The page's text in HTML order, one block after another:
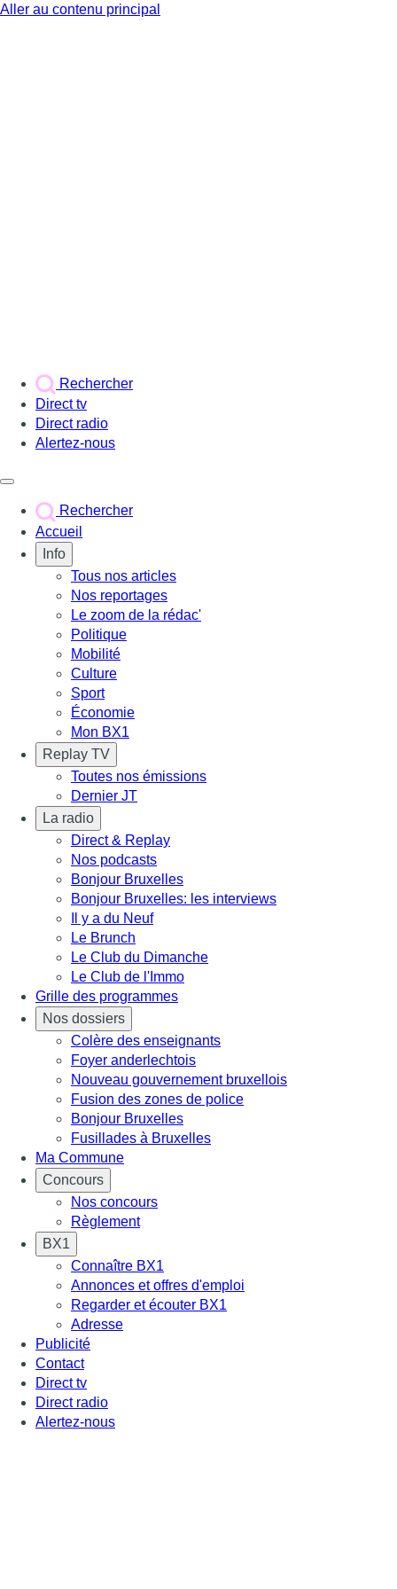
Aller au contenu principal
Rechercher
Direct tv
Direct radio
Alertez-nous
Rechercher
Accueil
Info
Tous nos articles
Nos reportages
Le zoom de la rédac'
Politique
Mobilité
Culture
Sport
Économie
Mon BX1
Replay TV
Toutes nos émissions
Dernier JT
La radio
Direct & Replay
Nos podcasts
Bonjour Bruxelles
Bonjour Bruxelles: les interviews
Il y a du Neuf
Le Brunch
Le Club du Dimanche
Le Club de l'Immo
Grille des programmes
Nos dossiers
Colère des enseignants
Foyer anderlechtois
Nouveau gouvernement bruxellois
Fusion des zones de police
Bonjour Bruxelles
Fusillades à Bruxelles
Ma Commune
Concours
Nos concours
Règlement
BX1
Connaître BX1
Annonces et offres d'emploi
Regarder et écouter BX1
Adresse
Publicité
Contact
Direct tv
Direct radio
Alertez-nous